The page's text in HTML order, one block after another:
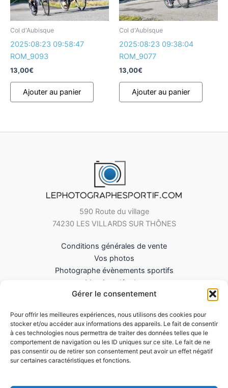
Gérer le consentement
Pour offrir les meilleures expériences, nous utilisons des cookies pour
stocker et/ou accéder aux informations des appareils. Le fait de consentir
à ces technologies nous permettra de traiter des données telles que le
comportement de navigation ou les ID uniques sur ce site. Le fait de ne
pas consentir ou de retirer son consentement peut avoir un effet négatif
sur certaines caractéristiques et fonctions.
Col d'Aubisque
2025:08:23 09:58:47
ROM_9093
13,00€
Ajouter au panier
Col d'Aubisque
2025:08:23 09:38:04
ROM_9077
13,00€
Ajouter au panier
590 Route du village
74230 LES VILLARDS SUR THÔNES
Conditions générales de vente
Vos photos
Photographe évènements sportifs
Mentions légales
Mes Téléchargements
Politique de cookies (UE)